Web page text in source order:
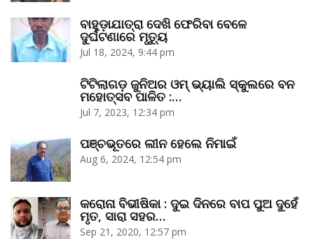
ବାହୁଡ଼ାଯାତ୍ରା ଦେଖି ଫେରିବା ବେଳେ
ଦୁର୍ଘଟଣାରେ ମୃତ୍ୟୁ
Jul 18, 2024, 9:44 pm
ଟିଟିଲାଗଡ଼ ଜୁନିଅର ଓମ୍‌ ଭ୍ୟାଲି ସ୍କୁଲରେ ବନ
ମହୋତ୍ସବ ପାଳିତ :…
Jul 7, 2023, 12:34 pm
ପଞ୍ଚଭୂତରେ ଲୀନ ହେଲେ ନିମାଇଁ
Aug 6, 2024, 12:54 pm
କରୋନା ବିଭୀଷିକା : ଦୁଇ ଦିନରେ ବାପ ପୁଅ ଦୁହେଁ
ମୃତ, ସାରା ସହର…
Sep 21, 2020, 12:57 pm